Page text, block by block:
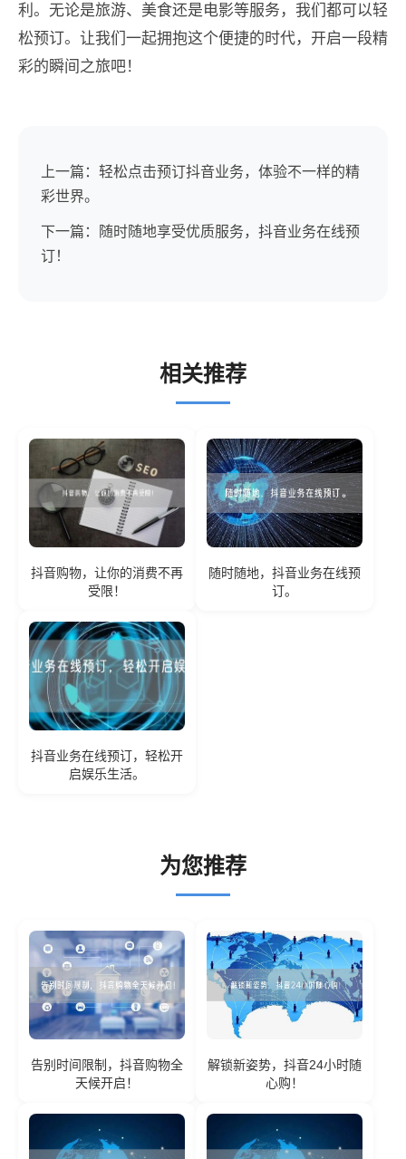
利。无论是旅游、美食还是电影等服务，我们都可以轻
松预订。让我们一起拥抱这个便捷的时代，开启一段精
彩的瞬间之旅吧！
上一篇：轻松点击预订抖音业务，体验不一样的精
彩世界。
下一篇：随时随地享受优质服务，抖音业务在线预
订！
相关推荐
抖音购物，让你的消费不再
受限！
随时随地，抖音业务在线预
订。
抖音业务在线预订，轻松开
启娱乐生活。
为您推荐
告别时间限制，抖音购物全
天候开启！
解锁新姿势，抖音24小时随
心购！